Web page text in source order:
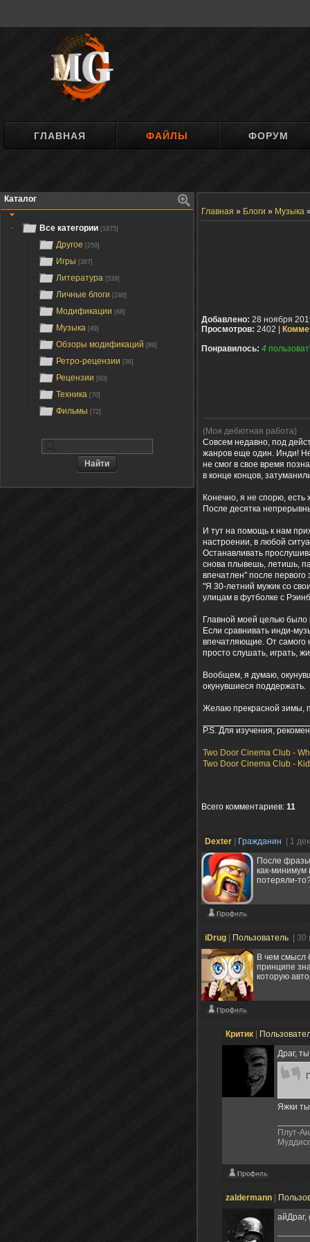
ГЛАВНАЯ ФАЙЛЫ ФОРУМ
Каталог
Все категории [1875]
Другое [259]
Игры [387]
Литература [539]
Личные блоги [246]
Модификации [68]
Музыка [49]
Обзоры модификаций [89]
Ретро-рецензии [36]
Рецензии [60]
Техника [70]
Фильмы [72]
Главная » Блоги » Музыка
Добавлено: 28 ноября
Просмотров: 2402 |
Понравилось: 4
(Моя дебютная работа)
Совсем недавно, под
жанров еще один. Инди!
не смог в свое время
в конце концов,
Конечно, я не спорю,
После десятка
И тут на помощь к нам
настроении, в любой
Останавливать
снова плывешь, летишь,
впечатлен" после
"Я 30-летний мужик со
улицам в футболке с
Главной моей целью было
Если сравнивать инди-
впечатляющие. От самого
просто слушать, играть,
Вообщем, я думаю,
окунувшиеся поддержать.
Желаю прекрасной зимы,
P.S. Для изучения,
Two Door Cinema Club -
Two Door Cinema Club -
Всего комментариев: 11
Deхter Гражданин
| 1
После
как-минимум
потеряли-
iDrug Пользователь
|
В чем смысл
принципе
которую
Критик
Драг,
Яжки ты
Плут-
zaldermann